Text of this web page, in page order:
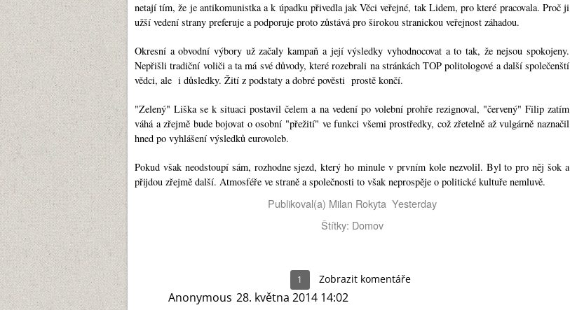
netají tím, že je antikomunistka a k úpadku přivedla jak Věci veřejné, tak Lidem, pro které pracovala. Proč ji
užší vedení strany preferuje a podporuje proto zůstává pro širokou stranickou veřejnost záhadou.
Okresní a obvodní výbory už začaly kampaň a její výsledky vyhodnocovat a to tak, že nejsou spokojeny.
Nepřišli tradiční voliči a ta má své důvody, které rozebrali na stránkách TOP politologové a další společenští
vědci, ale i důsledky. Žití z podstaty a dobré pověsti prostě končí.
"Zelený" Liška se k situaci postavil čelem a na vedení po volební prohře rezignoval, "červený" Filip zatím
váhá a zřejmě bude bojovat o osobní "přežití" ve funkci všemi prostředky, což zřetelně až vulgárně naznačil
hned po vyhlášení výsledků eurovoleb.
Pokud však neodstoupí sám, rozhodne sjezd, který ho minule v prvním kole nezvolil. Byl to pro něj šok a
přijdou zřejmě další. Atmosféře ve straně a společnosti to však neprospěje o politické kultuře nemluvě.
Publikoval(a) Milan Rokyta Yesterday
Štítky: Domov
1 Zobrazit komentáře
Anonymous 28. května 2014 14:02